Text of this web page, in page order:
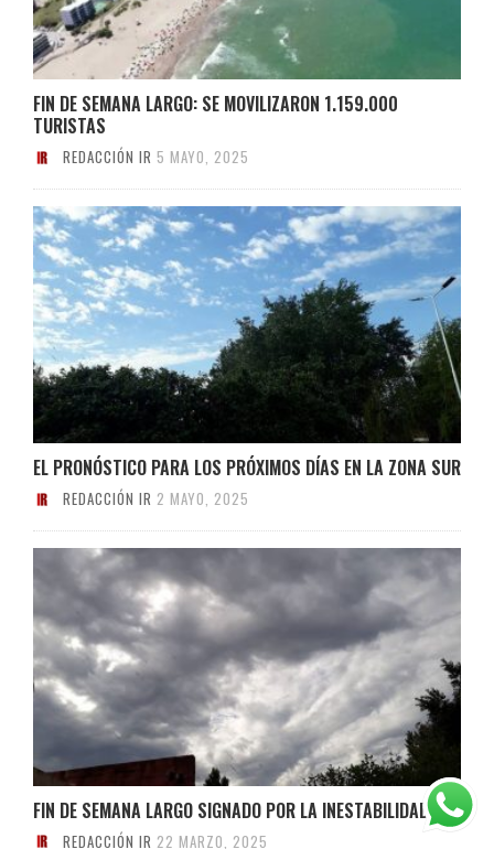
FIN DE SEMANA LARGO: SE MOVILIZARON 1.159.000
TURISTAS
REDACCIÓN IR 5 MAYO, 2025
EL PRONÓSTICO PARA LOS PRÓXIMOS DÍAS EN LA ZONA SUR
REDACCIÓN IR 2 MAYO, 2025
FIN DE SEMANA LARGO SIGNADO POR LA INESTABILIDAD
REDACCIÓN IR 22 MARZO, 2025